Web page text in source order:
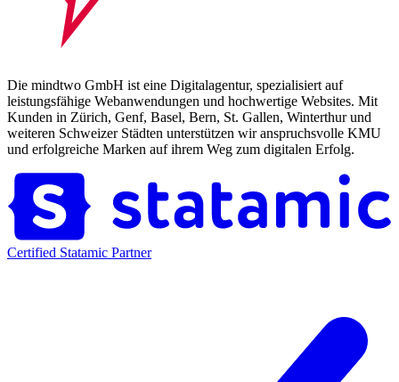
Die mindtwo GmbH ist eine Digitalagentur, spezialisiert auf
leistungsfähige Webanwendungen und hochwertige Websites. Mit
Kunden in Zürich, Genf, Basel, Bern, St. Gallen, Winterthur und
weiteren Schweizer Städten unterstützen wir anspruchsvolle KMU
und erfolgreiche Marken auf ihrem Weg zum digitalen Erfolg.
Certified Statamic Partner